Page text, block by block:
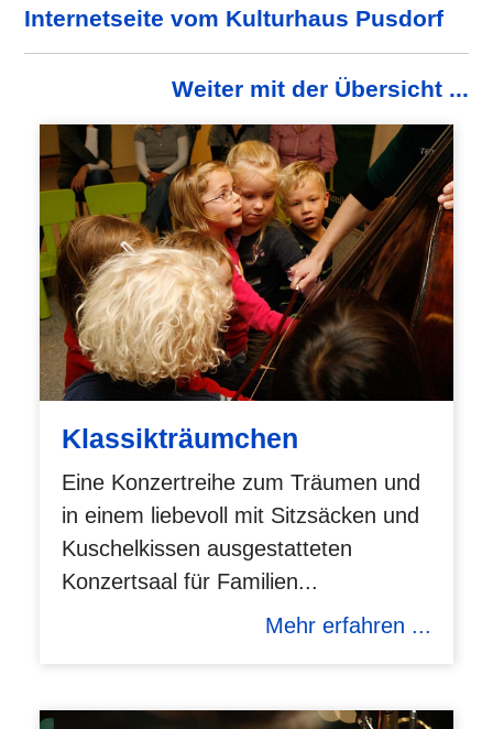
Internetseite vom Kulturhaus Pusdorf
Weiter mit der Übersicht ...
Klassikträumchen
Eine Konzertreihe zum Träumen und
in einem liebevoll mit Sitzsäcken und
Kuschelkissen ausgestatteten
Konzertsaal für Familien...
Mehr erfahren ...